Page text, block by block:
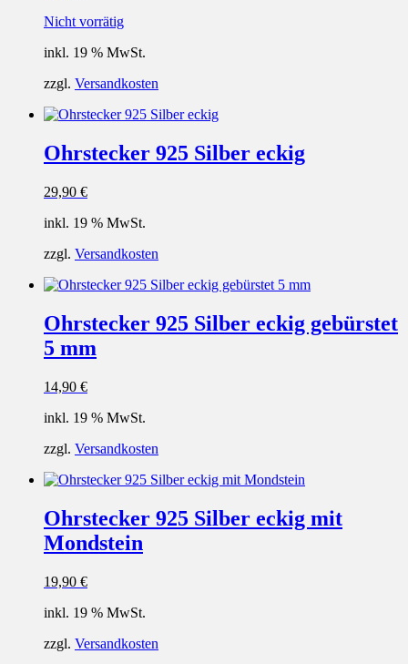
Nicht vorrätig
inkl. 19 % MwSt.
zzgl. Versandkosten
Ohrstecker 925 Silber eckig
29,90 €
inkl. 19 % MwSt.
zzgl. Versandkosten
Ohrstecker 925 Silber eckig gebürstet
5 mm
14,90 €
inkl. 19 % MwSt.
zzgl. Versandkosten
Ohrstecker 925 Silber eckig mit
Mondstein
19,90 €
inkl. 19 % MwSt.
zzgl. Versandkosten